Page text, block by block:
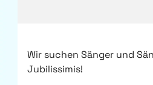
Wir suchen Sänger und
Jubilissimis!